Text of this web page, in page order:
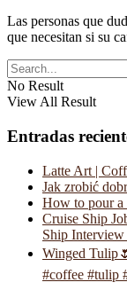
Las personas que
que necesitan si su
No Result
View All Result
Entradas
Latte Art |
Jak zrobić
How to pour a
Cruise Ship
Ship
Winged
#coffee #tulip